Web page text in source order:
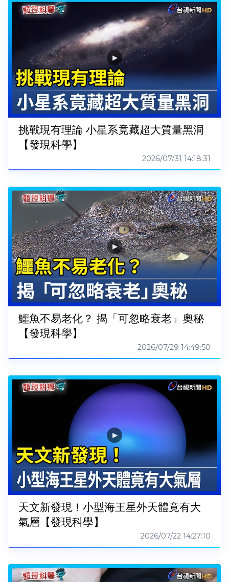
挑戰現有理論 小星系竟藏超大質量黑洞
【發現科學】
2026/07/31 14:18:31
鱷魚不易老化？ 揭「可忽略衰老」奧秘
【發現科學】
2026/07/29 14:49:50
天文新發現！小型海王星外天體竟有大
氣層【發現科學】
2026/07/22 14:27:10